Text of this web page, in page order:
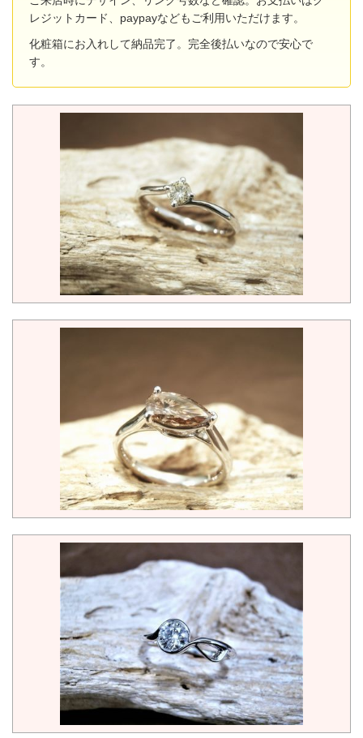
レジットカード、paypayなどもご利用いただけます。
化粧箱にお入れして納品完了。完全後払いなので安心で
す。